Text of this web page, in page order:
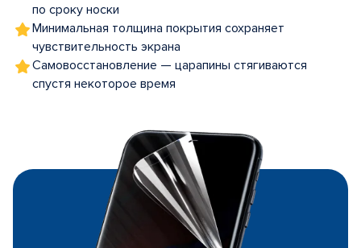
по сроку носки
Минимальная толщина покрытия сохраняет
чувствительность экрана
Самовосстановление — царапины стягиваются
спустя некоторое время